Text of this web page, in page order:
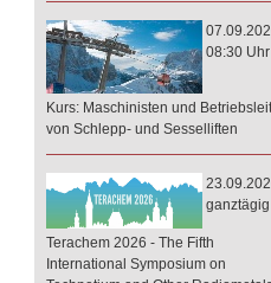
08:30 Uhr
Kurs: Maschinisten und
von Schlepp- und Sesselliften
ganztägig
Terachem 2026 - The Fifth
International Symposium on